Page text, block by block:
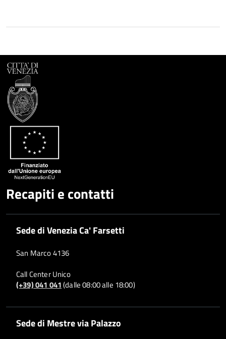
Recapiti e contatti
Sede di Venezia Ca' Farsetti
San Marco 4136
Call Center Unico
(+39) 041 041(dalle 08:00 alle 18:00)
Sede di Mestre via Palazzo